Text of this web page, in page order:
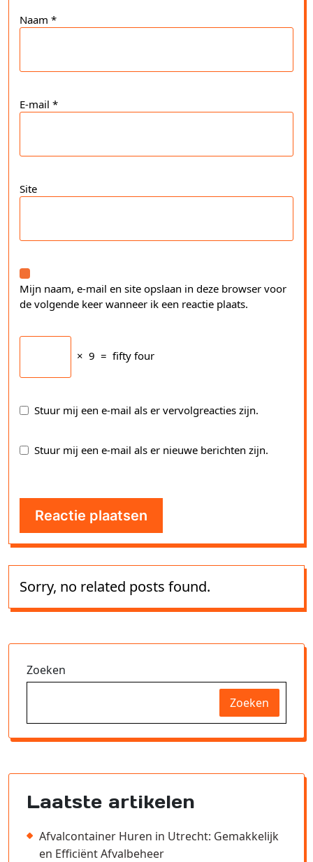
Naam *
E-mail *
Site
Mijn naam, e-mail en site opslaan in deze browser voor
de volgende keer wanneer ik een reactie plaats.
× 9 = fifty four
Stuur mij een e-mail als er vervolgreacties zijn.
Stuur mij een e-mail als er nieuwe berichten zijn.
Sorry, no related posts found.
Zoeken
Zoeken
Laatste artikelen
Afvalcontainer Huren in Utrecht: Gemakkelijk
en Efficiënt Afvalbeheer